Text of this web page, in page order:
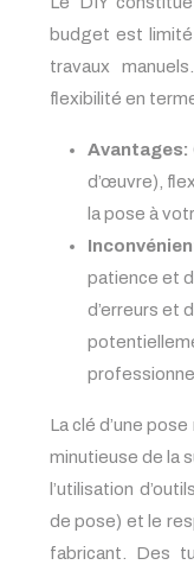
budget est
travaux
flexibilité en
Avantages:
d’œuvre),
la pose à
patience et
d’erreurs et
La clé d’une
minutieuse de la
l’utilisation
de pose) et le
fabricant. Des